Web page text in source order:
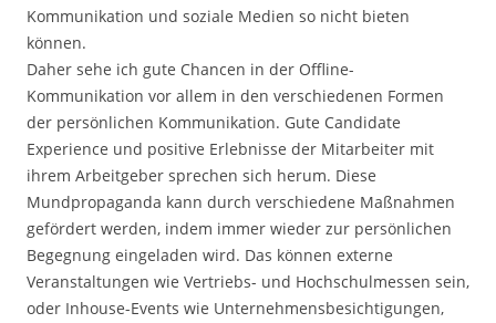
Kommunikation und soziale Medien so nicht bieten
können.
Daher sehe ich gute Chancen in der Offline-
Kommunikation vor allem in den verschiedenen Formen
der persönlichen Kommunikation. Gute Candidate
Experience und positive Erlebnisse der Mitarbeiter mit
ihrem Arbeitgeber sprechen sich herum. Diese
Mundpropaganda kann durch verschiedene Maßnahmen
gefördert werden, indem immer wieder zur persönlichen
Begegnung eingeladen wird. Das können externe
Veranstaltungen wie Vertriebs- und Hochschulmessen sein,
oder Inhouse-Events wie Unternehmensbesichtigungen,